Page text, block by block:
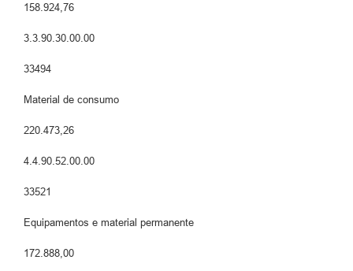
158.924,76
3.3.90.30.00.00
33494
Material de consumo
220.473,26
4.4.90.52.00.00
33521
Equipamentos e material permanente
172.888,00